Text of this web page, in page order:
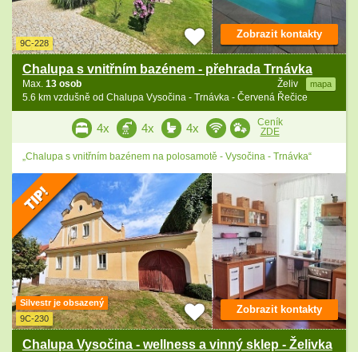
9C-228
Chalupa s vnitřním bazénem - přehrada Trnávka
Želiv mapa
Max. 13 osob
5.6 km vzdušně od Chalupa Vysočina - Trnávka - Červená Řečice
Zobrazit kontakty
4x 4x 4x
Ceník
ZDE
„Chalupa s vnitřním bazénem na polosamotě - Vysočina - Trnávka“
Silvestr je obsazený
9C-230
Chalupa Vysočina - wellness a vinný sklep - Želivka
Zobrazit kontakty